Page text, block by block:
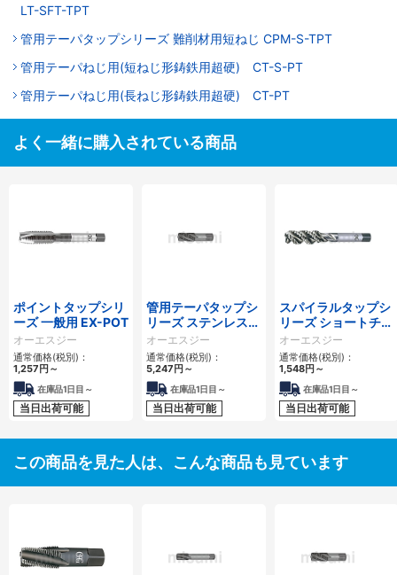
LT-SFT-TPT
管用テーパタップシリーズ 難削材用短ねじ CPM-S-TPT
管用テーパねじ用(短ねじ形鋳鉄用超硬) CT-S-PT
管用テーパねじ用(長ねじ形鋳鉄用超硬) CT-PT
よく一緒に購入されている商品
ポイントタップシリ
ーズ 一般用 EX-POT
オーエスジー
通常価格(税別)：
1,257 円 ～
在庫品1日目～
当日出荷可能
管用テーパタップシ
リーズ ステンレス用
スパイラルタップ短
ねじ SUS-SFT-S-
TPT
オーエスジー
通常価格(税別)：
5,247 円 ～
在庫品1日目～
当日出荷可能
スパイラルタップシ
リーズ ショートチャ
ンファー形 EX-SC-
SFT
オーエスジー
通常価格(税別)：
1,548円 ～
在庫品1日目～
当日出荷可能
この商品を見た人は、こんな商品も見ています